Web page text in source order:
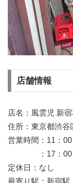
店舗情報
店名：風雲児 新
住所：東京都渋谷
営業時間：11：
：17：00～
定休日：なし
最寄り駅：新宿駅